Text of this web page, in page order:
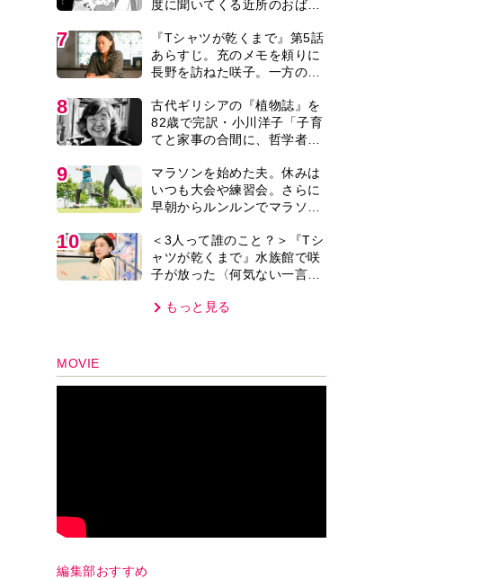
度に聞いてくる近所のおばさ
まり…【第1話】
7
『Tシャツが乾くまで』第5話
あらすじ。充のメモを頼りに
長野を訪ねた咲子。一方の樹
タバレあり＞
8
古代ギリシアの『植物誌』を
82歳で完訳・小川洋子「子育
てと家事の合間に、哲学者テ
年」
9
マラソンを始めた夫。休みは
いつも大会や練習会。さらに
早朝からルンルンでマラソン
うになり…
10
＜3人って誰のこと？＞『Tシ
ャツが乾くまで』水族館で咲
子が放った〈何気ない一言〉
線？」「子どもの話だと…」
もっと見る
MOVIE
編集部おすすめ